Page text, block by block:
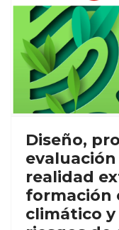
Diseño,
realidad
formación
climático